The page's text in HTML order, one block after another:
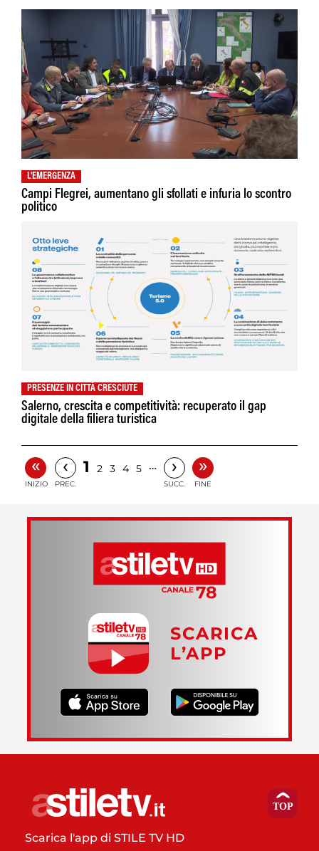
L'EMERGENZA
Campi Flegrei, aumentano gli sfollati e infuria lo scontro
politico
PRESENZE IN CITTÀ CRESCIUTE
Salerno, crescita e competitività: recuperato il gap
digitale della filiera turistica
«
INIZIO
‹
PREC.
1 2 3 4 5 … ›
SUCC.
»
FINE
SCARICA
L’APP
Scarica l'app di STILE TV HD